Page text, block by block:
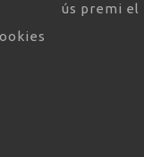
ús premi el